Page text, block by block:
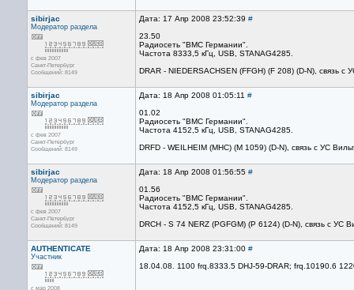
sibirjac
Модератор раздела
с фев 2007
Санкт-Петербург
Сообщений: 8149
Дата: 17 Апр 2008 23:52:39 #
23.50
Радиосеть "ВМС Германии".
Частота 8333,5 кГц, USB, STANAG4285.
DRAR - NIEDERSACHSEN (FFGH) (F 208) (D-N), связь с
sibirjac
Модератор раздела
с фев 2007
Санкт-Петербург
Сообщений: 8149
Дата: 18 Апр 2008 01:05:11 #
01.02
Радиосеть "ВМС Германии".
Частота 4152,5 кГц, USB, STANAG4285.
DRFD - WEILHEIM (MHC) (M 1059) (D-N), связь с УС
sibirjac
Модератор раздела
с фев 2007
Санкт-Петербург
Сообщений: 8149
Дата: 18 Апр 2008 01:56:55 #
01.56
Радиосеть "ВМС Германии".
Частота 4152,5 кГц, USB, STANAG4285.
DRCH - S 74 NERZ (PGFGM) (P 6124) (D-N), связь с УС
AUTHENTICATE
Участник
с мар 2008
Дата: 18 Апр 2008 23:31:00 #
18.04.08. 1100 frq.8333.5 DHJ-59-DRAR; frq.10190.6